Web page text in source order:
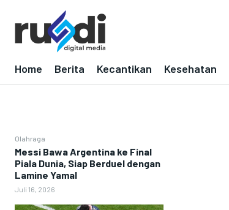
Home Berita Kecantikan Kesehatan
Olahraga
Messi Bawa Argentina ke Final
Piala Dunia, Siap Berduel dengan
Lamine Yamal
Juli 16, 2026